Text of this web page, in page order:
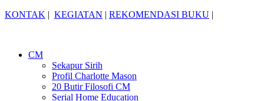
KONTAK | KEGIATAN | REKOMENDASI BUKU |
CM
Sekapur Sirih
Profil Charlotte Mason
20 Butir Filosofi CM
Serial Home Education